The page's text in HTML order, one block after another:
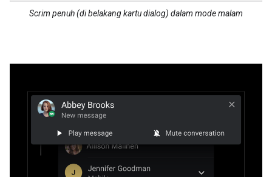
Scrim penuh (di belakang kartu dialog) dalam mode malam